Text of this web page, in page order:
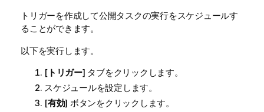
トリガーを作成して公開タスクの実行をスケジュールす
ることができます。
以下を実行します。
[トリガー] タブをクリックします。
スケジュールを設定します。
[有効] ボタンをクリックします。